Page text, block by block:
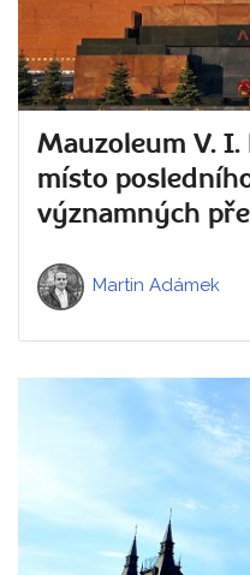
Mauzoleum V. I.
místo
významných
Martin Adámek